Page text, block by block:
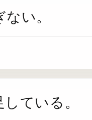
い。
ている。